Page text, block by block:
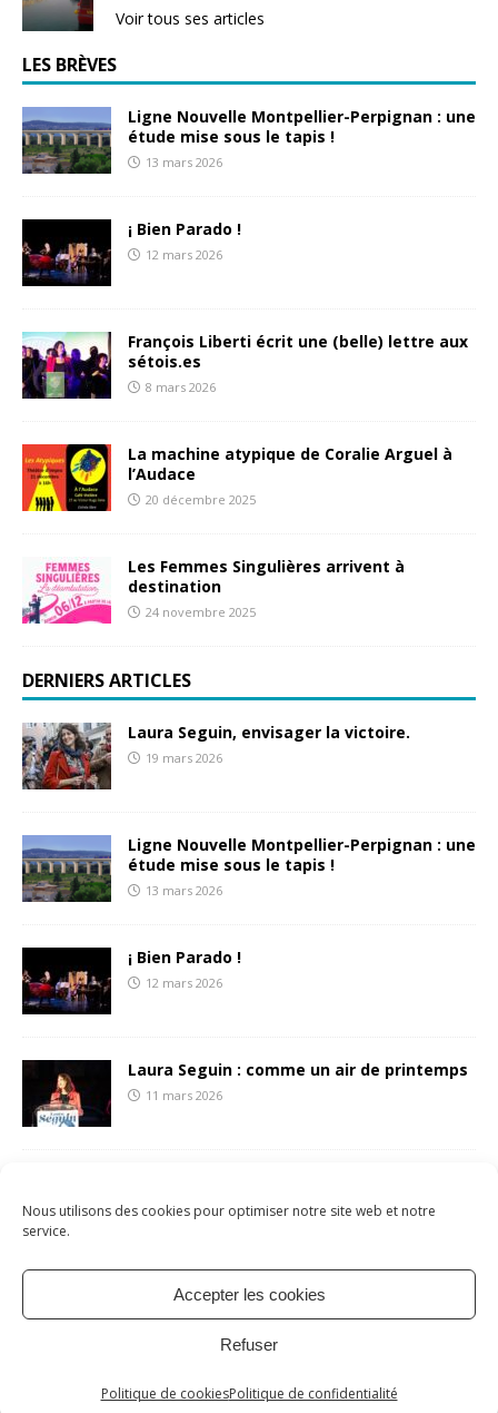
Nous utilisons des cookies pour optimiser notre site web et notre
service.
Accepter les cookies
Refuser
Politique de cookiesPolitique de confidentialité
Voir tous ses articles
LES BRÈVES
Ligne Nouvelle Montpellier-Perpignan : une
étude mise sous le tapis !
13 mars 2026
¡ Bien Parado !
12 mars 2026
François Liberti écrit une (belle) lettre aux
sétois.es
8 mars 2026
La machine atypique de Coralie Arguel à
l’Audace
20 décembre 2025
Les Femmes Singulières arrivent à
destination
24 novembre 2025
DERNIERS ARTICLES
Laura Seguin, envisager la victoire.
19 mars 2026
Ligne Nouvelle Montpellier-Perpignan : une
étude mise sous le tapis !
13 mars 2026
¡ Bien Parado !
12 mars 2026
Laura Seguin : comme un air de printemps
11 mars 2026
sétois.es
Politique de cookies